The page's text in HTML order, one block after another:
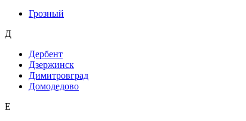
Грозный
Д
Дербент
Дзержинск
Димитровград
Домодедово
Е